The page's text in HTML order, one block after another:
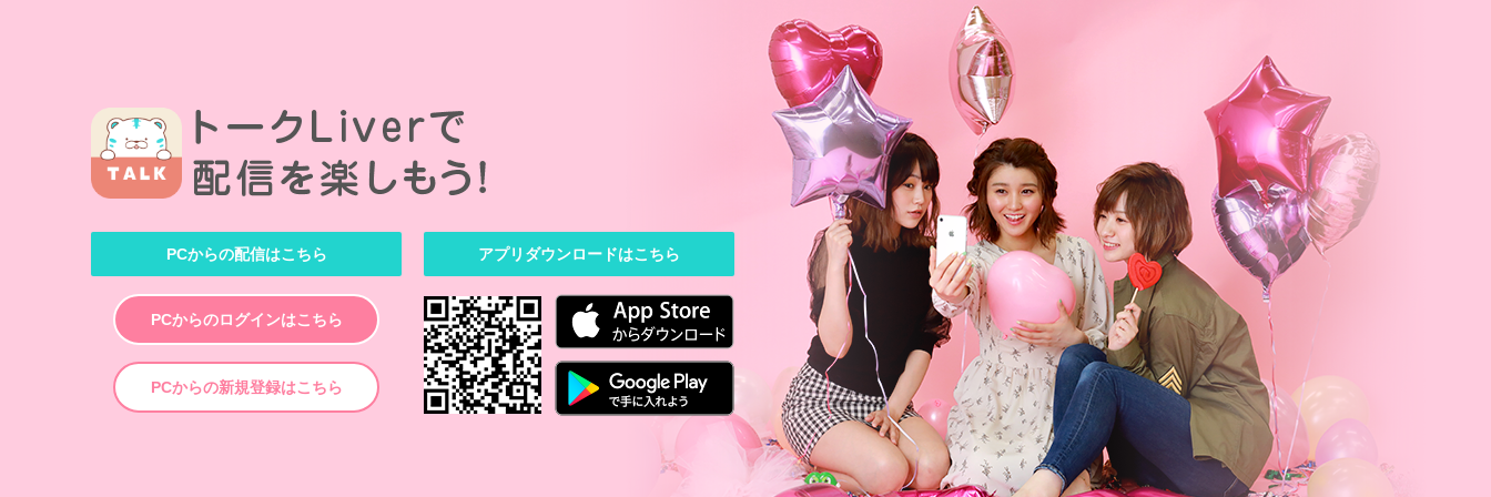
PCからの配信はこちら
PCからのログインはこちら
PCからの新規登録はこちら
アプリダウンロードはこちら